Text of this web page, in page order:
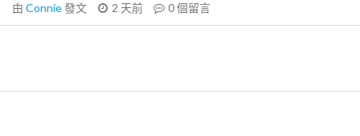
由 Connie發文 2 天前 0個留言